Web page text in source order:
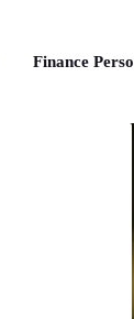
Finance Perso